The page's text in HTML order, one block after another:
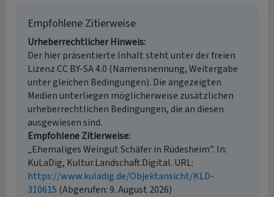
Empfohlene Zitierweise
Urheberrechtlicher Hinweis
Der hier präsentierte Inhalt steht unter der freien
Lizenz CC BY-SA 4.0 (Namensnennung, Weitergabe
unter gleichen Bedingungen). Die angezeigten
Medien unterliegen möglicherweise zusätzlichen
urheberrechtlichen Bedingungen, die an diesen
ausgewiesen sind.
Empfohlene Zitierweise
„Ehemaliges Weingut Schäfer in Rüdesheim”. In:
KuLaDig, Kultur.Landschaft.Digital. URL:
https://www.kuladig.de/Objektansicht/KLD-
310615 (Abgerufen: 9. August 2026)